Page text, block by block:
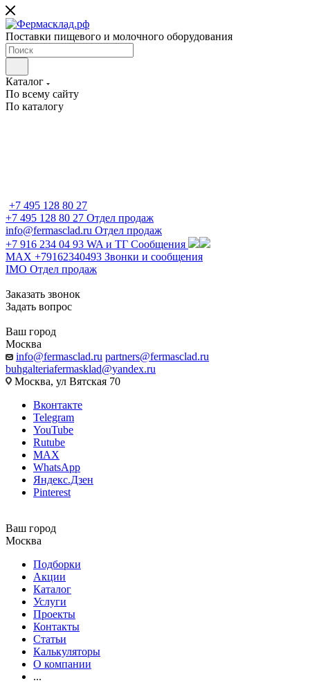
Поставки пищевого и молочного оборудования
Каталог
По всему сайту
По каталогу
+7 495 128 80 27
+7 495 128 80 27 Отдел продаж
info@fermasclad.ru Отдел продаж
+7 916 234 04 93 WA и ТГ Сообщения
MAX +79162340493 Звонки и сообщения
IMO Отдел продаж
Заказать звонок
Задать вопрос
Ваш город
Москва
info@fermasclad.ru partners@fermasclad.ru
buhgalteriafermasklad@yandex.ru
Москва, ул Вятская 70
Вконтакте
Telegram
YouTube
Rutube
MAX
WhatsApp
Яндекс.Дзен
Pinterest
Ваш город
Москва
Подборки
Акции
Каталог
Услуги
Проекты
Контакты
Статьи
Калькуляторы
О компании
...